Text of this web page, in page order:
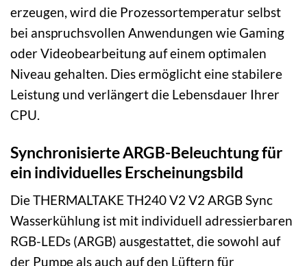
erzeugen, wird die Prozessortemperatur selbst
bei anspruchsvollen Anwendungen wie Gaming
oder Videobearbeitung auf einem optimalen
Niveau gehalten. Dies ermöglicht eine stabilere
Leistung und verlängert die Lebensdauer Ihrer
CPU.
Synchronisierte ARGB-Beleuchtung für
ein individuelles Erscheinungsbild
Die THERMALTAKE TH240 V2 V2 ARGB Sync
Wasserkühlung ist mit individuell adressierbaren
RGB-LEDs (ARGB) ausgestattet, die sowohl auf
der Pumpe als auch auf den Lüftern für